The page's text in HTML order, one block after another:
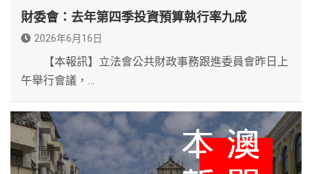
財委會：去年第四季投資預算執行率九成
2026年6月16日
【本報訊】立法會公共財政事務跟進委員會昨日上
午舉行會議，…